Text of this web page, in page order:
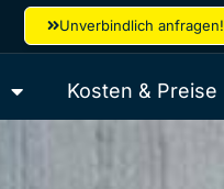
Unverbindlich anfragen!
Kosten & Preise